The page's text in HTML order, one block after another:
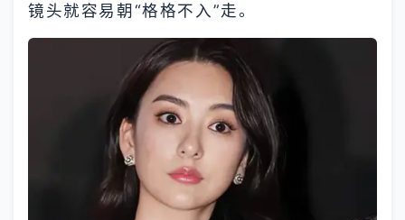
镜头就容易朝“格格不入”走。